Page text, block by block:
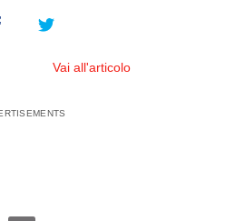
Vai all'articolo